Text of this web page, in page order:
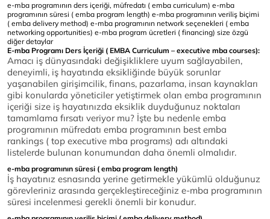
e-mba programının ders içeriği, müfredatı ( emba curriculum) e-mba
programının süresi ( emba program length) e-mba programının veriliş biçimi
( emba delivery method) e-mba programının network seçenekleri ( emba
networking opportunities) e-mba program ücretleri ( financing) size özgü
diğer detaylar
E-mba Programı Ders İçeriği ( EMBA Curriculum – executive mba courses):
Amacı iş dünyasındaki değişikliklere uyum sağlayabilen,
deneyimli, iş hayatında eksikliğinde büyük sorunlar
yaşanabilen girişimcilik, finans, pazarlama, insan kaynakları
gibi konularda yöneticiler yetiştirmek olan emba programının
içeriği size iş hayatınızda eksiklik duyduğunuz noktaları
tamamlama fırsatı veriyor mu? İşte bu nedenle emba
programının müfredatı emba programının best emba
rankings ( top executive mba programs) adı altındaki
listelerde bulunan konumundan daha önemli olmalıdır.
e-mba programının süresi ( emba program length)
İş hayatınız esnasında yerine getirmekle yükümlü olduğunuz
görevleriniz arasında gerçekleştireceğiniz e-mba programının
süresi incelenmesi gerekli önemli bir konudur.